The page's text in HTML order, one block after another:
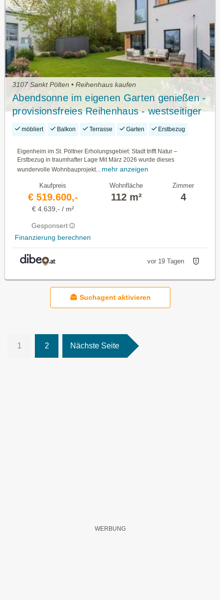
3107 Sankt Pölten • Reihenhaus kaufen
Abendsonne im eigenen Garten genießen -
provisionsfreies Reihenhaus - westseitiger
Garten & Balkon!
möbliert Balkon Terrasse Garten Erstbezug
Eigenheim im St. Pöltner Erholungsgebiet: Stadt trifft Natur –
Erstbezug in traumhafter Lage Mit März 2026 wurde dieses
wundervolle Wohnbauprojekt...
mehr anzeigen
Kaufpreis
€ 519.600,-
€ 4.639,- / m²
Gesponsert
Finanzierung berechnen
Wohnfläche
112 m²
Zimmer
4
vor 19 Tagen
Suchagent aktivieren
1 2 Nächste Seite